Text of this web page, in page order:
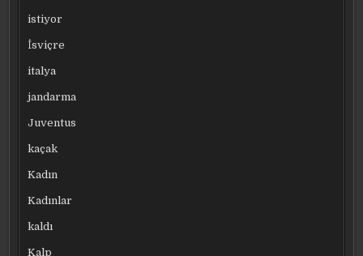
istiyor
İsviçre
italya
jandarma
Juventus
kaçak
Kadın
Kadınlar
kaldı
Kalp